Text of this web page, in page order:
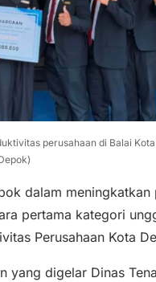
perusahaan di Balai
dalam meningkatkan
pertama kategori
Perusahaan Kota
yang digelar Dinas